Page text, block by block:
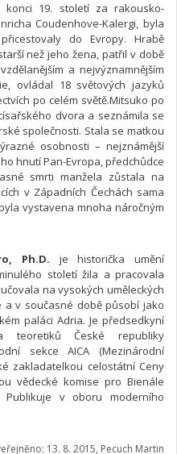
19. století za rakousko-
Coudenhove-Kalergi, byla
do Evropy. Hrabě
než jeho žena, patřil v době
a nejvýznamnějším
ovládal 18 světových jazyků
po celém světě.Mitsuko po
dvora a seznámila se
společnosti. Stala se matkou
osobnosti – nejznámější
hnutí Pan-Evropa, předchůdce
smrti manžela zůstala na
v Západních Čechách sama
vystavena mnoha náročným
Ph.D. je historička umění
století žila a pracovala
na vysokých uměleckých
a v současné době působí jako
paláci Adria. Je předsedkyní
teoretiků České republiky
sekce AICA (Mezinárodní
zakladatelkou celostátní Ceny
vědecké komise pro Bienále
Publikuje v oboru moderního
13. 8. 2015, Pecuch Martin